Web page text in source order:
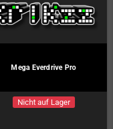
Mega Everdrive Pro
Nicht auf Lager